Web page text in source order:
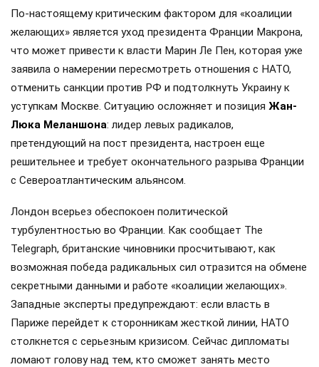
По-настоящему критическим фактором для «коалиции
желающих» является уход президента Франции Макрона,
что может привести к власти Марин Ле Пен, которая уже
заявила о намерении пересмотреть отношения с НАТО,
отменить санкции против РФ и подтолкнуть Украину к
уступкам Москве. Ситуацию осложняет и позиция Жан-
Люка Меланшона: лидер левых радикалов,
претендующий на пост президента, настроен еще
решительнее и требует окончательного разрыва Франции
с Североатлантическим альянсом.
Лондон всерьез обеспокоен политической
турбулентностью во Франции. Как сообщает The
Telegraph, британские чиновники просчитывают, как
возможная победа радикальных сил отразится на обмене
секретными данными и работе «коалиции желающих».
Западные эксперты предупреждают: если власть в
Париже перейдет к сторонникам жесткой линии, НАТО
столкнется с серьезным кризисом. Сейчас дипломаты
ломают голову над тем, кто сможет занять место